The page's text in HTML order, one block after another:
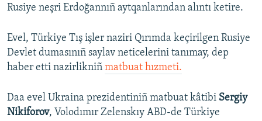
Rusiye neşri Erdoğannıñ aytqanlarından alıntı ketire.
Evel, Türkiye Tış işler naziri Qırımda keçirilgen Rusiye
Devlet dumasınıñ saylav neticelerini tanımay, dep
haber etti nazirlikniñ matbuat hızmeti.
Daa evel Ukraina prezidentiniñ matbuat kâtibi Sergiy
Nikiforov, Volodımır Zelenskıy ABD-de Türkiye